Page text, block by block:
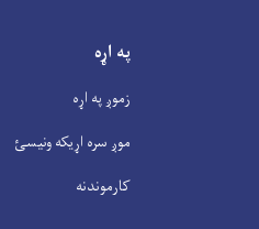
په اړه
زموږ په اړه
موږ سره اړیکه ونیسئ
کارموندنه